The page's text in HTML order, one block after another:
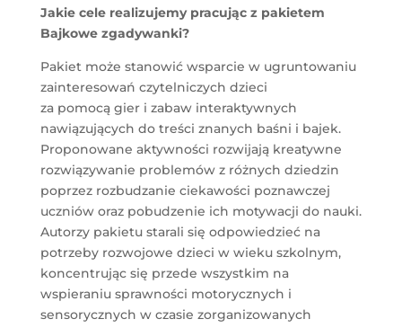
Jakie cele realizujemy pracując z pakietem
Bajkowe zgadywanki?
Pakiet może stanowić wsparcie w ugruntowaniu
zainteresowań czytelniczych dzieci
za pomocą gier i zabaw interaktywnych
nawiązujących do treści znanych baśni i bajek.
Proponowane aktywności rozwijają kreatywne
rozwiązywanie problemów z różnych dziedzin
poprzez rozbudzanie ciekawości poznawczej
uczniów oraz pobudzenie ich motywacji do nauki.
Autorzy pakietu starali się odpowiedzieć na
potrzeby rozwojowe dzieci w wieku szkolnym,
koncentrując się przede wszystkim na
wspieraniu sprawności motorycznych i
sensorycznych w czasie zorganizowanych